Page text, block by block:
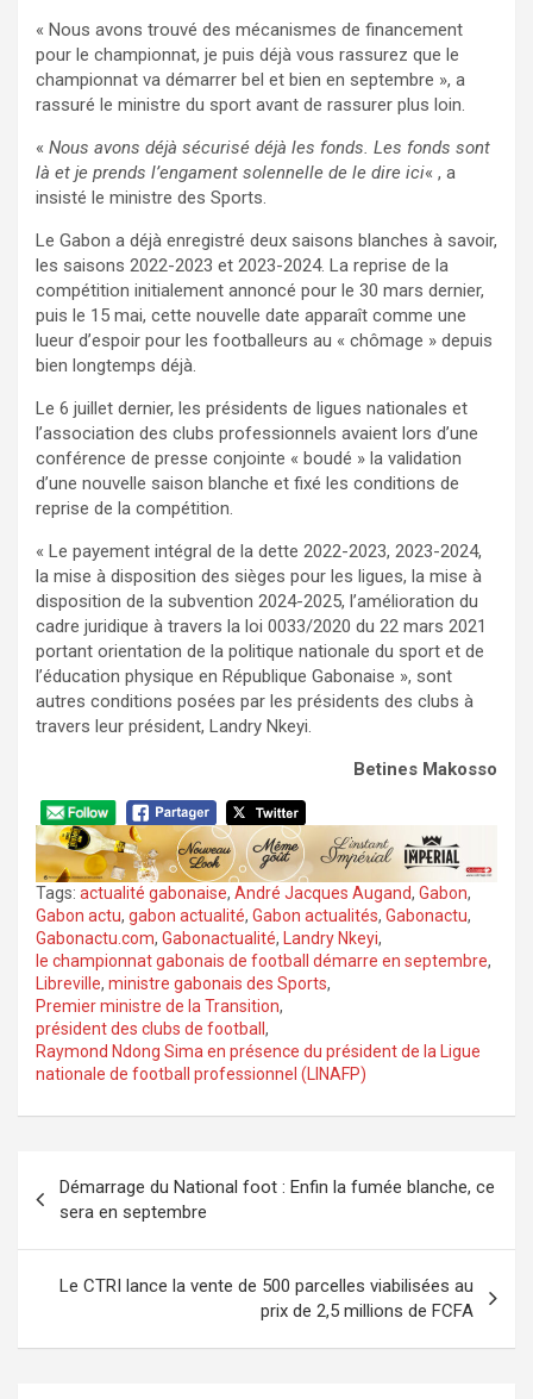
« Nous avons trouvé des mécanismes de financement
pour le championnat, je puis déjà vous rassurez que le
championnat va démarrer bel et bien en septembre », a
rassuré le ministre du sport avant de rassurer plus loin.
« Nous avons déjà sécurisé déjà les fonds. Les fonds sont
là et je prends l’engament solennelle de le dire ici« , a
insisté le ministre des Sports.
Le Gabon a déjà enregistré deux saisons blanches à savoir,
les saisons 2022-2023 et 2023-2024. La reprise de la
compétition initialement annoncé pour le 30 mars dernier,
puis le 15 mai, cette nouvelle date apparaît comme une
lueur d’espoir pour les footballeurs au « chômage » depuis
bien longtemps déjà.
Le 6 juillet dernier, les présidents de ligues nationales et
l’association des clubs professionnels avaient lors d’une
conférence de presse conjointe « boudé » la validation
d’une nouvelle saison blanche et fixé les conditions de
reprise de la compétition.
« Le payement intégral de la dette 2022-2023, 2023-2024,
la mise à disposition des sièges pour les ligues, la mise à
disposition de la subvention 2024-2025, l’amélioration du
cadre juridique à travers la loi 0033/2020 du 22 mars 2021
portant orientation de la politique nationale du sport et de
l’éducation physique en République Gabonaise », sont
autres conditions posées par les présidents des clubs à
travers leur président, Landry Nkeyi.
Betines Makosso
Tags: actualité gabonaise, André Jacques Augand, Gabon,
Gabon actu, gabon actualité, Gabon actualités, Gabonactu,
Gabonactu.com, Gabonactualité, Landry Nkeyi,
le championnat gabonais de football démarre en septembre,
Libreville, ministre gabonais des Sports,
Premier ministre de la Transition,
président des clubs de football ,
Raymond Ndong Sima en présence du président de la Ligue
nationale de football professionnel (LINAFP)
de
l’article
Démarrage du National foot : Enfin la fumée blanche, ce
sera en septembre
Le CTRI lance la vente de 500 parcelles viabilisées au
prix de 2,5 millions de FCFA